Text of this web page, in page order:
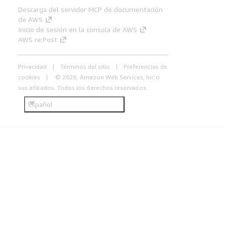
Descarga del servidor MCP de documentación
de AWS
Inicio de sesión en la consola de AWS
AWS re:Post
Privacidad Términos del sitio
Preferencias de
cookies
© 2026, Amazon Web Services, Inc o
sus afiliados. Todos los derechos reservados.
Español